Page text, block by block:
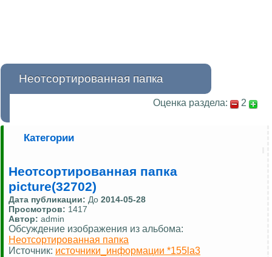
Неотсортированная папка
Оценка раздела: 2
Категории
Неотсортированная папка
picture(32702)
Дата публикации: До 2014-05-28
Просмотров: 1417
Автор: admin
Обсуждение изображения из альбома:
Неотсортированная папка
Источник: источники_информации *155la3